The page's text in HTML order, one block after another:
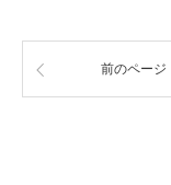
前のページ